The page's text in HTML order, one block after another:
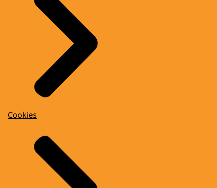
Cookies